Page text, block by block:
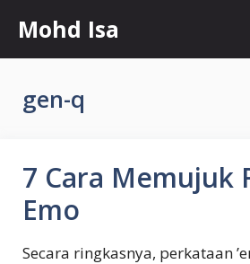
content
Mohd Isa
gen-q
7 Cara Memujuk
Emo
Secara ringkasnya, perkataan